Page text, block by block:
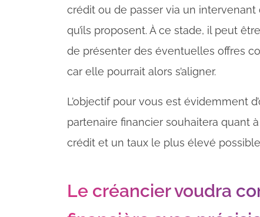
crédit ou de passer via un
qu’ils proposent. À ce stade, il peut
de présenter des éventuelles offres
car elle pourrait alors s’aligner.
L’objectif pour vous est évidemment
partenaire financier souhaitera quant
crédit et un taux le plus élevé
Le créancier voudra